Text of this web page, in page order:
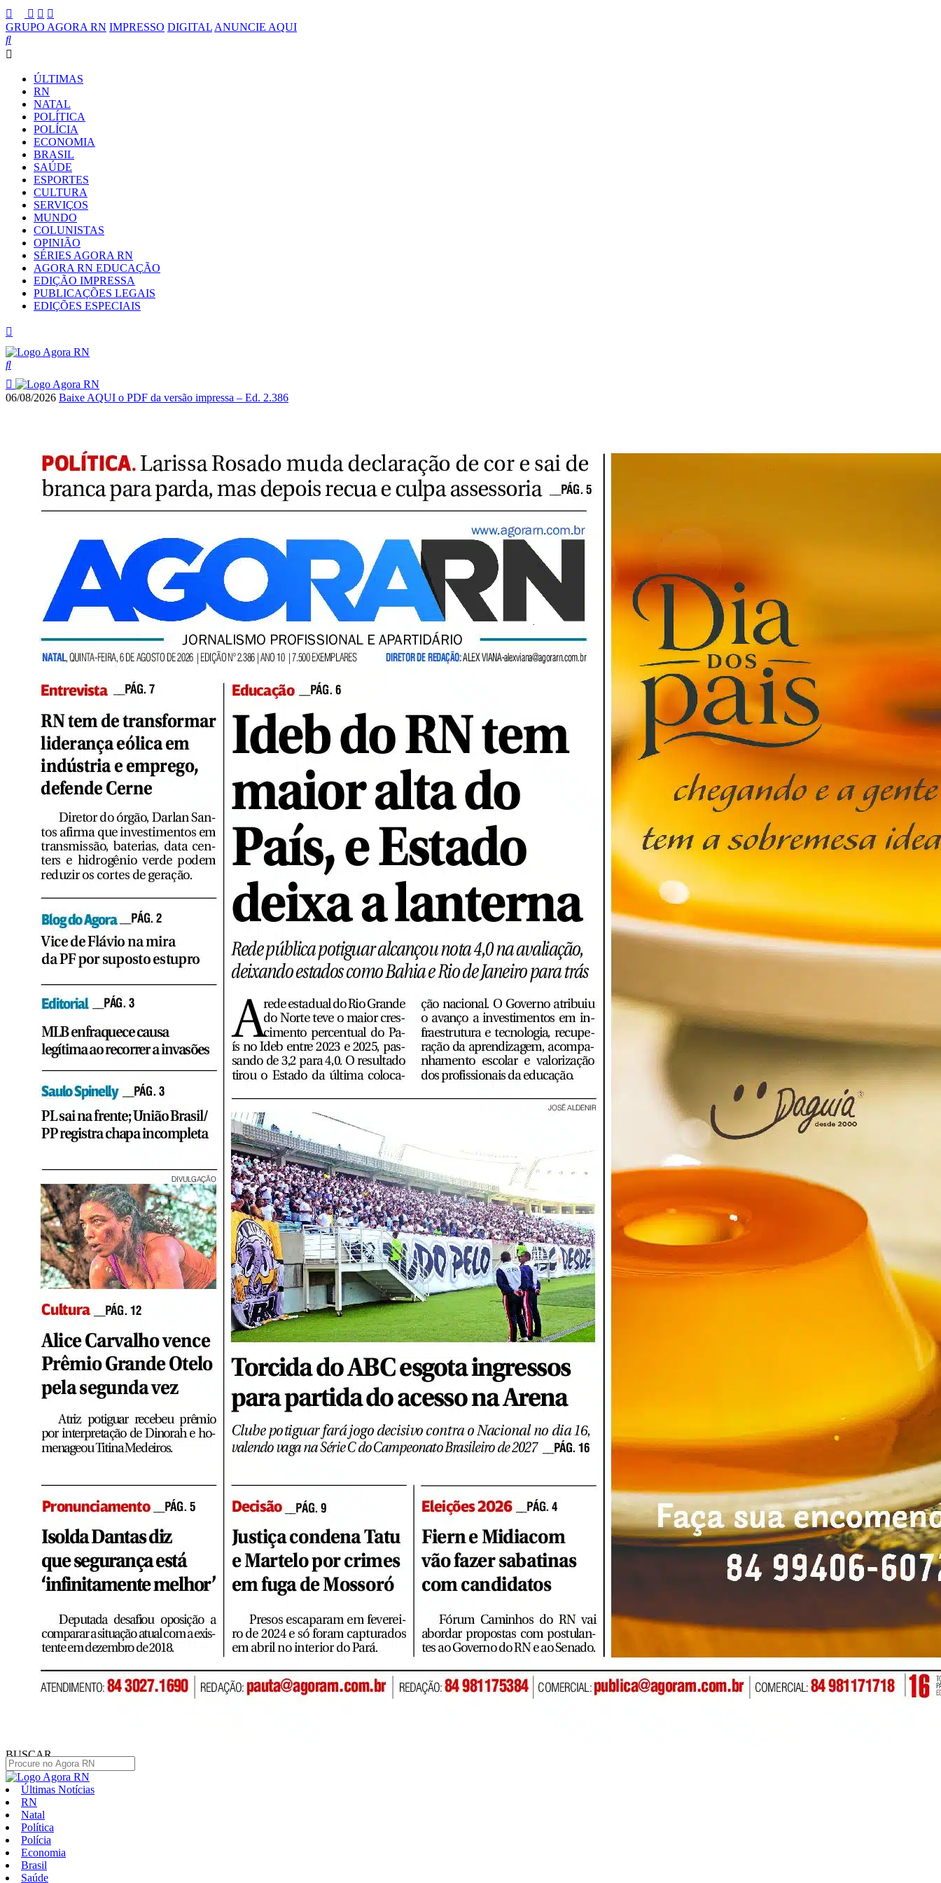
GRUPO AGORA RN IMPRESSO DIGITAL ANUNCIE AQUI
ÚLTIMAS
RN
NATAL
POLÍTICA
POLÍCIA
ECONOMIA
BRASIL
SAÚDE
ESPORTES
CULTURA
SERVIÇOS
MUNDO
COLUNISTAS
OPINIÃO
SÉRIES AGORA RN
AGORA RN EDUCAÇÃO
EDIÇÃO IMPRESSA
PUBLICAÇÕES LEGAIS
EDIÇÕES ESPECIAIS
06/08/2026 Baixe AQUI o PDF da versão impressa – Ed. 2.386
BUSCAR
Últimas Notícias
RN
Natal
Política
Polícia
Economia
Brasil
Saúde